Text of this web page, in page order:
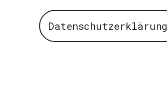
Datenschutzerklärung